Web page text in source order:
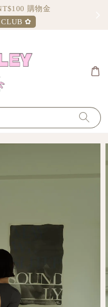
購物金
CLUB ✿